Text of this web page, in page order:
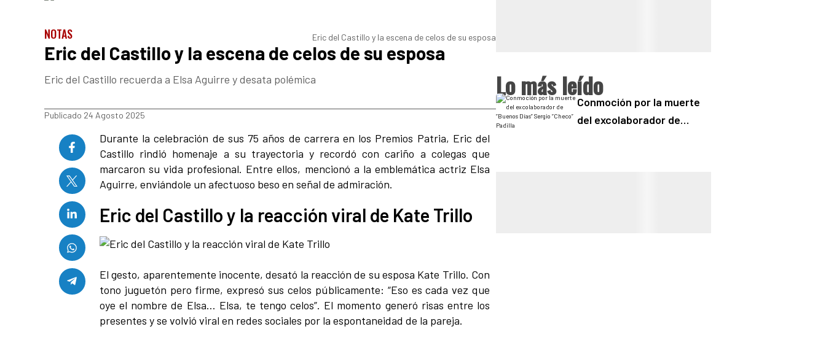
Eric del Castillo y la escena de celos de su esposa
NOTAS
Eric del Castillo y la escena de celos de su esposa
Eric del Castillo recuerda a Elsa Aguirre y desata polémica
Publicado 24 Agosto 2025
Durante la celebración de sus 75 años de carrera en los Premios Patria, Eric del
Castillo rindió homenaje a su trayectoria y recordó con cariño a colegas que
marcaron su vida profesional. Entre ellos, mencionó a la emblemática actriz Elsa
Aguirre, enviándole un afectuoso beso en señal de admiración.
Eric del Castillo y la reacción viral de Kate Trillo
El gesto, aparentemente inocente, desató la reacción de su esposa Kate Trillo. Con
tono juguetón pero firme, expresó sus celos públicamente: “Eso es cada vez que
oye el nombre de Elsa… Elsa, te tengo celos”. El momento generó risas entre los
presentes y se volvió viral en redes sociales por la espontaneidad de la pareja.
Lo más leído
Conmoción por la muerte
del excolaborador de